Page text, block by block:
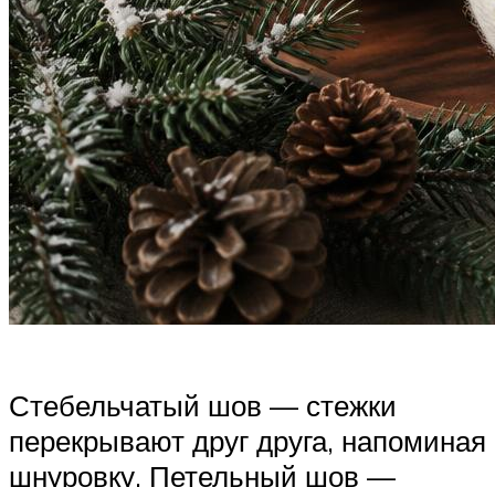
Стебельчатый шов — стежки
перекрывают друг друга, напоминая
шнуровку. Петельный шов —